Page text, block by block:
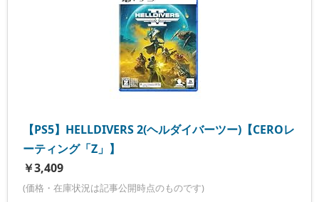
【PS5】HELLDIVERS 2(ヘルダイバーツー)【CEROレ
ーティング「Z」】
￥3,409
(価格・在庫状況は記事公開時点のものです)